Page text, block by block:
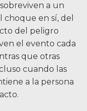
a un
en sí, del
del peligro
el evento cada
que otras
cuando las
a la persona